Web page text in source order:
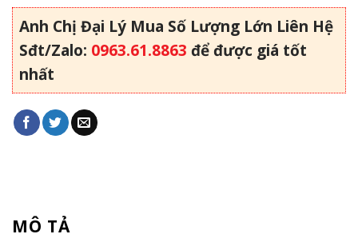
Anh Chị Đại Lý Mua Số Lượng Lớn Liên Hệ
Sđt/Zalo: 0963.61.8863 để được giá tốt
nhất
MÔ TẢ